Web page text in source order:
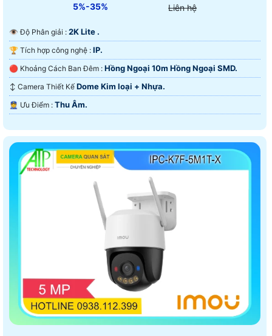
5%-35% Liên hệ
👁 Độ Phân giải : 2K Lite .
🏆 Tích hợp công nghệ : IP.
🔴 Khoảng Cách Ban Đêm : Hồng Ngoại 10m Hồng Ngoại SMD.
↕️ Camera Thiết Kế Dome Kim loại + Nhựa.
️👮 Ưu Điểm : Thu Âm.